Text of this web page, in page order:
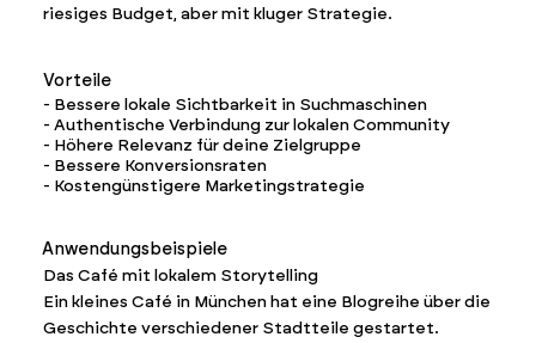
riesiges Budget, aber mit kluger Strategie.
Vorteile
- Bessere lokale Sichtbarkeit in Suchmaschinen
- Authentische Verbindung zur lokalen Community
- Höhere Relevanz für deine Zielgruppe
- Bessere Konversionsraten
- Kostengünstigere Marketingstrategie
Anwendungsbeispiele
Das Café mit lokalem Storytelling
Ein kleines Café in München hat eine Blogreihe über die
Geschichte verschiedener Stadtteile gestartet.